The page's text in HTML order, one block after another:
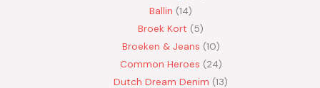
Ballin 14
Broek Kort 5
Broeken & Jeans 10
Common Heroes 24
Dutch Dream Denim 13